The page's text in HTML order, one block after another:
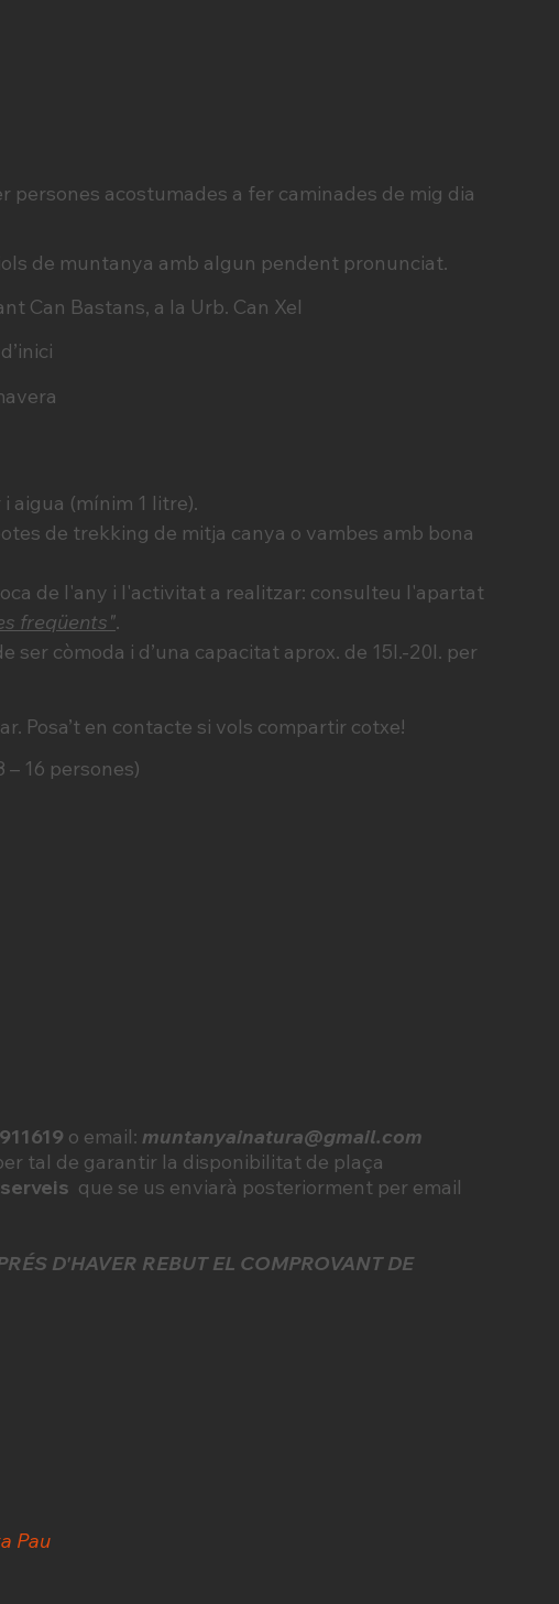
persones acostumades a fer caminades de mig dia
de muntanya amb algun pendent pronunciat.
Can Bastans, a la Urb. Can Xel
aigua (mínim 1 litre).
de trekking de mitja canya o vambes amb bona
de l'any i l'activitat a realitzar: consulteu l'apartat
freqüents".
ser còmoda i d’una capacitat aprox. de 15l.-20l. per
Posa’t en contacte si vols compartir cotxe!
16 persones)
o email: muntanyainatura@gmail.com
tal de garantir la disponibilitat de plaça
que se us enviarà posteriorment per email
D'HAVER REBUT EL COMPROVANT DE
Pau